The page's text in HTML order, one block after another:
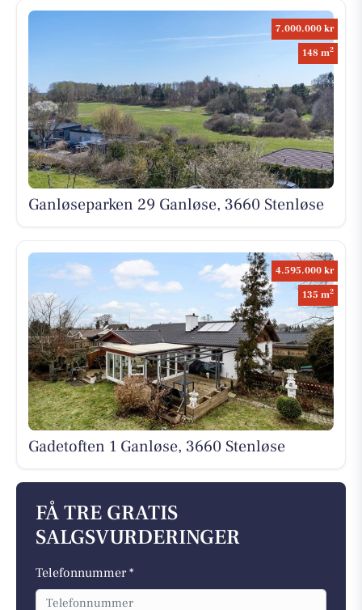
7.000.000 kr
148 m2
Ganløseparken 29 Ganløse, 3660 Stenløse
4.595.000 kr
135 m2
Gadetoften 1 Ganløse, 3660 Stenløse
FÅ TRE GRATIS
SALGSVURDERINGER
Telefonnummer *